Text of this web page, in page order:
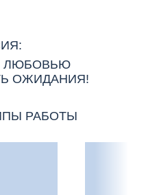
ЛЮБОВЬЮ
ОЖИДАНИЯ!
РАБОТЫ